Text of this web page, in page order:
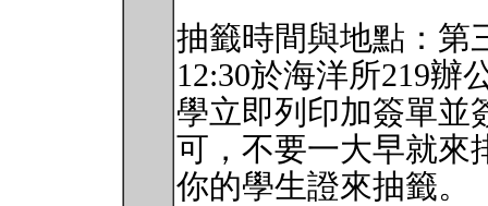
抽籤時間與地點：第
12:30於海洋所219辦
學立即列印加簽單並
可，不要一大早就來
你的學生證來抽籤。